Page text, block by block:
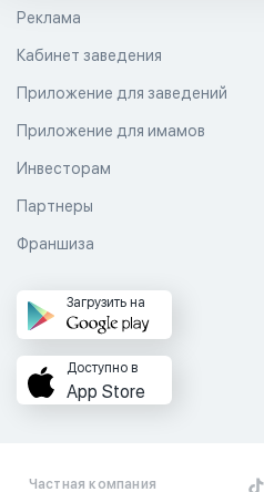
Реклама
Кабинет заведения
Приложение для заведений
Приложение для имамов
Инвесторам
Партнеры
Франшиза
Загрузить на
Доступно в
App Store
Частная компания